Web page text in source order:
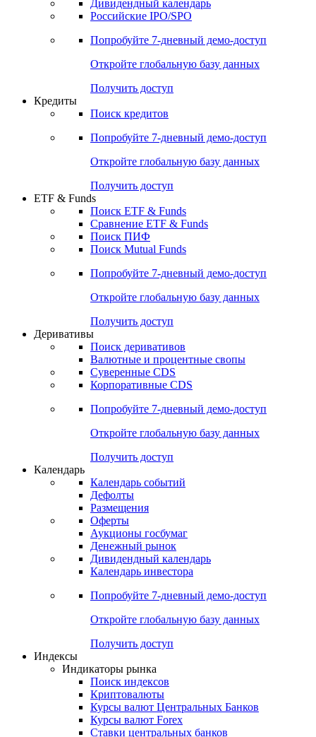
Получить доступ
Поиск акций
Российские IPO/SPO
Попробуйте7-дневный
Откройте глобальную базу данных
Получить доступ
Поиск кредитов
Попробуйте7-дневный
Откройте глобальную базу данных
Получить доступ
ETF & Funds
Сравнение ETF & Funds
Поиск Mutual Funds
Попробуйте7-дневный
Откройте глобальную базу данных
Получить доступ
Деривативы
Валютные и процентные свопы
Корпоративные CDS
Попробуйте7-дневный
Откройте глобальную базу данных
Получить доступ
Календарь
Календарь событий
Дефолты
Размещения
Оферты
Денежный рынок
Календарь инвестора
Попробуйте7-дневный
Откройте глобальную базу данных
Получить доступ
Индикаторы рынка
Поиск индексов